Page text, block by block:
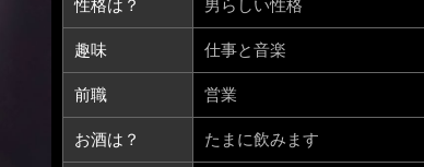
性格は？ 男らしい性格
趣味 仕事と音楽
前職 営業
お酒は？ たまに飲みます